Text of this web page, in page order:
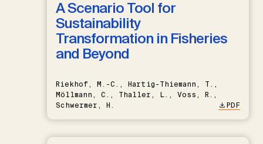
A Scenario Tool for
Sustainability
Transformation in Fisheries
and Beyond
Riekhof, M.-C., Hartig-Thiemann, T.,
Möllmann, C., Thaller, L., Voss, R.,
Schwermer, H.
PDF